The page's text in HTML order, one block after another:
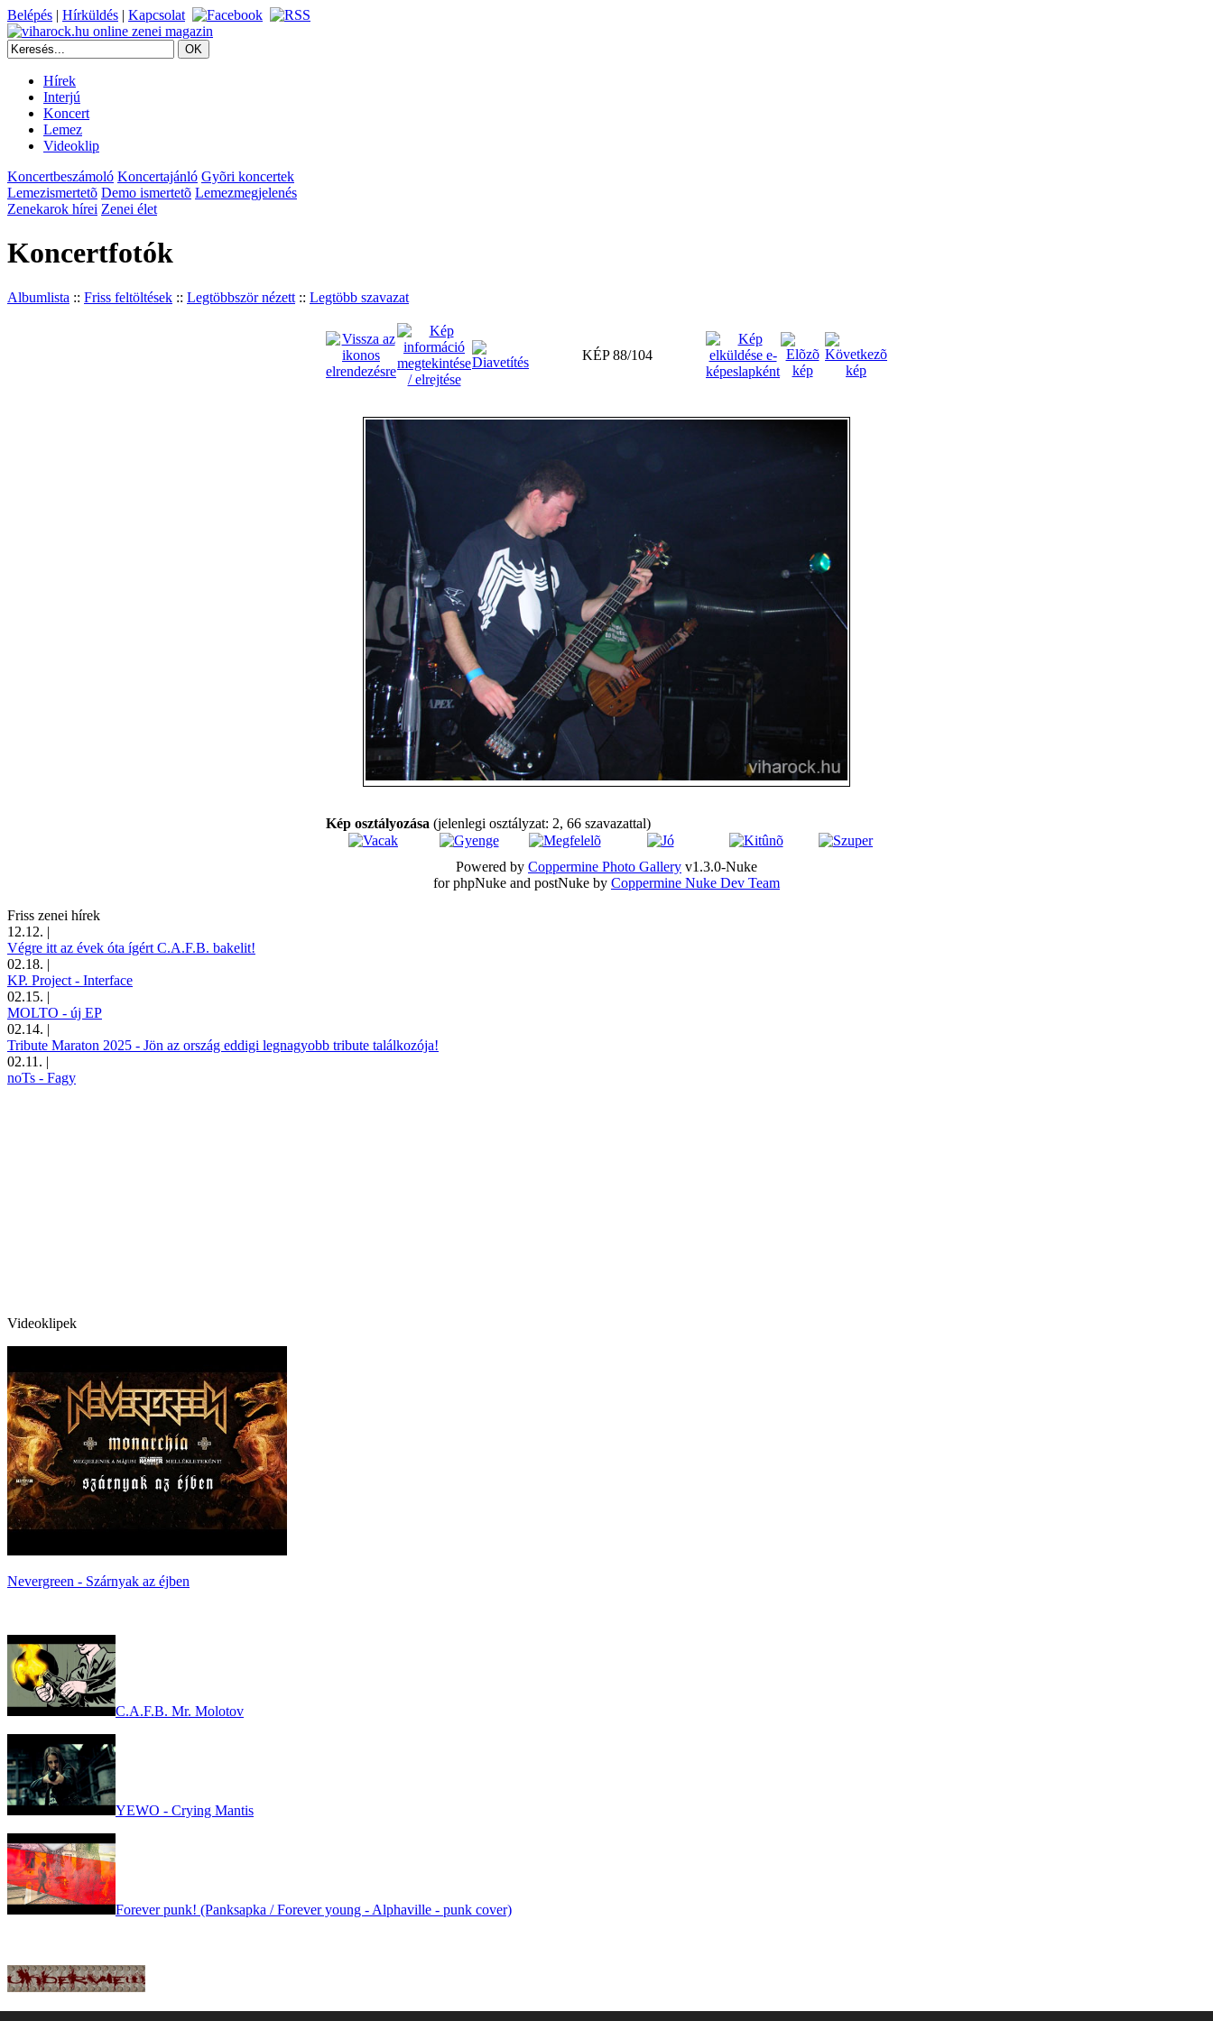
Belépés | Hírküldés | Kapcsolat
Hírek
Interjú
Koncert
Lemez
Videoklip
Koncertbeszámoló Koncertajánló Gyõri koncertek
Lemezismertetõ Demo ismertetõ Lemezmegjelenés
Zenekarok hírei Zenei élet
Koncertfotók
Albumlista :: Friss feltöltések :: Legtöbbször nézett :: Legtöbb szavazat
KÉP 88/104
Kép osztályozása (jelenlegi osztályzat: 2, 66 szavazattal)
Powered by Coppermine Photo Gallery v1.3.0-Nuke
for phpNuke and postNuke by Coppermine Nuke Dev Team
Friss zenei hírek
12.12. |
Végre itt az évek óta ígért C.A.F.B. bakelit!
02.18. |
KP. Project - Interface
02.15. |
MOLTO - új EP
02.14. |
Tribute Maraton 2025 - Jön az ország eddigi legnagyobb tribute találkozója!
02.11. |
noTs - Fagy
Videoklipek
Nevergreen - Szárnyak az éjben
C.A.F.B. Mr. Molotov
YEWO - Crying Mantis
Forever punk! (Panksapka / Forever young - Alphaville - punk cover)